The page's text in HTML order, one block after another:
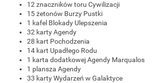
12 znaczników toru Cywilizacji
15 żetonów Burzy Pustki
1 kafel Blokady Ulepszenia
32 karty Agendy
28 kart Pochodzenia
14 kart Upadłego Rodu
1 karta dodatkowej Agendy Marqualos
1 plansza Agendy
33 karty Wydarzeń w Galaktyce